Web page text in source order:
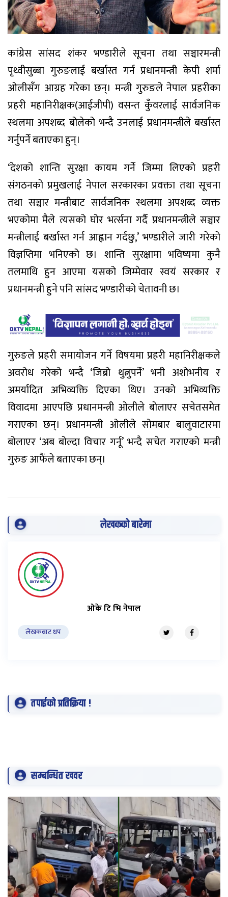
कांग्रेस सांसद शंकर भण्डारीले सूचना तथा सञ्चारमन्त्री
पृथ्वीसुब्बा गुरुङलाई बर्खास्त गर्न प्रधानमन्त्री केपी शर्मा
ओलीसँग आग्रह गरेका छन्। मन्त्री गुरुङले नेपाल प्रहरीका
प्रहरी महानिरीक्षक(आईजीपी) वसन्त कुँवरलाई सार्वजनिक
स्थलमा अपशब्द बोलेको भन्दै उनलाई प्रधानमन्त्रीले बर्खास्त
गर्नुपर्ने बताएका हुन्।
‘देशको शान्ति सुरक्षा कायम गर्ने जिम्मा लिएको प्रहरी
संगठनको प्रमुखलाई नेपाल सरकारका प्रवक्ता तथा सूचना
तथा सञ्चार मन्त्रीबाट सार्वजनिक स्थलमा अपशब्द व्यक्त
भएकोमा मैले त्यसको घोर भर्त्सना गर्दै प्रधानमन्त्रीले सञ्चार
मन्त्रीलाई बर्खास्त गर्न आह्वान गर्दछु,’ भण्डारीले जारी गरेको
विज्ञप्तिमा भनिएको छ। शान्ति सुरक्षामा भविष्यमा कुनै
तलमाथि हुन आएमा यसको जिम्मेवार स्वयं सरकार र
प्रधानमन्त्री हुने पनि सांसद भण्डारीको चेतावनी छ।
गुरुङले प्रहरी समायोजन गर्ने विषयमा प्रहरी महानिरीक्षकले
अवरोध गरेको भन्दै ‘जिब्रो थुत्नुपर्ने’ भनी अशोभनीय र
अमर्यादित अभिव्यक्ति दिएका थिए। उनको अभिव्यक्ति
विवादमा आएपछि प्रधानमन्त्री ओलीले बोलाएर सचेतसमेत
गराएका छन्। प्रधानमन्त्री ओलीले सोमबार बालुवाटारमा
बोलाएर ‘अब बोल्दा विचार गर्नू’ भन्दै सचेत गराएको मन्त्री
गुरुङ आफैंले बताएका छन्।
लेखकको बारेमा
ओके टि भि नेपाल
लेखकबाट थप
तपाईको प्रतिक्रिया !
सम्बन्धित खवर